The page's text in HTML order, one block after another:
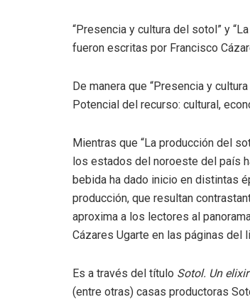
“Presencia y cultura del sotol” y
fueron escritas por Francisco
De manera que “Presencia y
Potencial del recurso: cultural,
Mientras que “La producción del
los estados del noroeste del país
bebida ha dado inicio en distintas
producción, que resultan
aproxima a los lectores al
Cázares Ugarte en las páginas del
Es a través del título Sotol. Un
(entre otras) casas productoras